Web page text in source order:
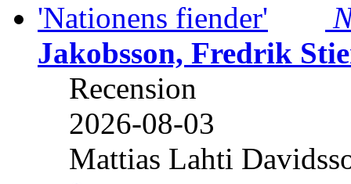
Jakobsson, Fredrik
Recension
2026-08-03
Mattias Lahti